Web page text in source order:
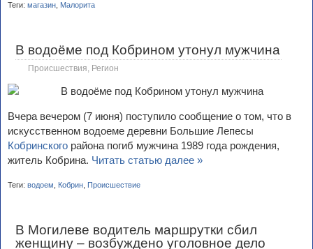
Теги: магазин Малорита
В водоёме под Кобрином утонул мужчина
Происшествия Регион
Вчера вечером (7 июня) поступило сообщение о том, что в
искусственном водоеме деревни Большие Лепесы
Кобринского района погиб мужчина 1989 года рождения,
житель Кобрина. Читать статью далее »
Теги: водоем Кобрин Происшествие
В Могилеве водитель маршрутки сбил
женщину – возбуждено уголовное дело